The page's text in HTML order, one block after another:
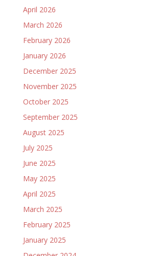
April 2026
March 2026
February 2026
January 2026
December 2025
November 2025
October 2025
September 2025
August 2025
July 2025
June 2025
May 2025
April 2025
March 2025
February 2025
January 2025